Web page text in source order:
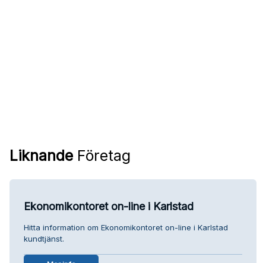
Liknande Företag
Ekonomikontoret on-line i Karlstad
Hitta information om Ekonomikontoret on-line i Karlstad
kundtjänst.